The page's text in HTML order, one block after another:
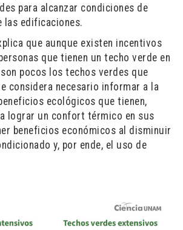
para alcanzar condiciones de
edificaciones.
que aunque existen incentivos
que tienen un techo verde en
pocos los techos verdes que
considera necesario informar a la
ecológicos que tienen,
lograr un confort térmico en sus
beneficios económicos al disminuir
y, por ende, el uso de